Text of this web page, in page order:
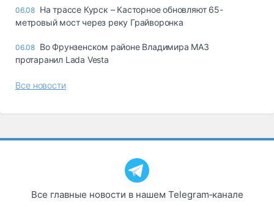
06.08 На трассе Курск – Касторное обновляют 65-
метровый мост через реку Грайворонка
06.08 Во Фрунзенском районе Владимира МАЗ
протаранил Lada Vesta
Все новости
Все главные новости в нашем Telegram‑канале